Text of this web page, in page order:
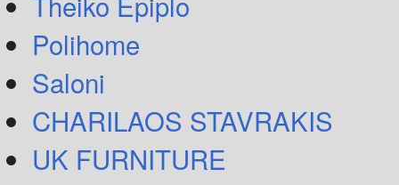
Polihome
Saloni
CHARILAOS STAVRAKIS
UK FURNITURE